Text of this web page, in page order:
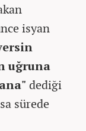
isyan
uğruna
dediği
sürede